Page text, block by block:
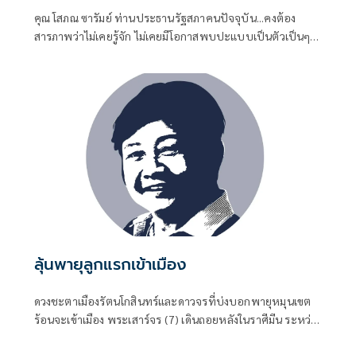
คุณ โสภณ ซารัมย์ ท่านประธานรัฐสภาคนปัจจุบัน...คงต้อง
สารภาพว่าไม่เคยรู้จัก ไม่เคยมีโอกาสพบปะแบบเป็นตัวเป็นๆ
ลุ้นพายุลูกแรกเข้าเมือง
ดวงชะตาเมืองรัตนโกสินทร์และดาวจรที่บ่งบอกพายุหมุนเขต
ร้อนจะเข้าเมือง พระเสาร์จร (7) เดินถอยหลังในราศีมีน ระหว่าง